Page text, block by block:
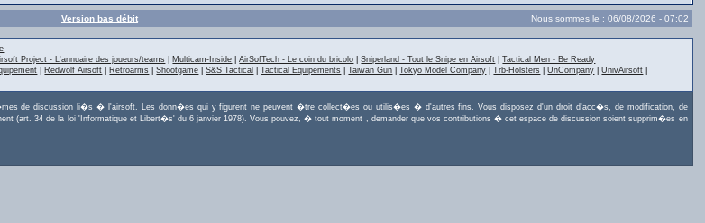
Version bas débit Nous sommes le : 06/08/2026 - 07:02
Project - L'annuaire des joueurs/teams Multicam-Inside |AirSofTech - Le coin du bricolo |Sniperland - Tout le Snipe en Airsoft |Tactical Men - Be Ready
Redwolf Airsoft Retroarms |Shootgame |S&S Tactical |Tactical Equipements |Taiwan Gun |Tokyo Model Company |Trb-Holsters |UnCompany |UnivAirsoft
de discussion li�s � l'airsoft. Les donn�es qui y figurent ne peuvent �tre collect�es ou utilis�es � d'autres fins. Vous disposez d'un droit d'acc�s, de modification, de
(art. 34 de la loi 'Informatique et Libert�s' du 6 janvier 1978). Vous pouvez, � tout moment , demander que vos contributions � cet espace de discussion soient supprim�es en